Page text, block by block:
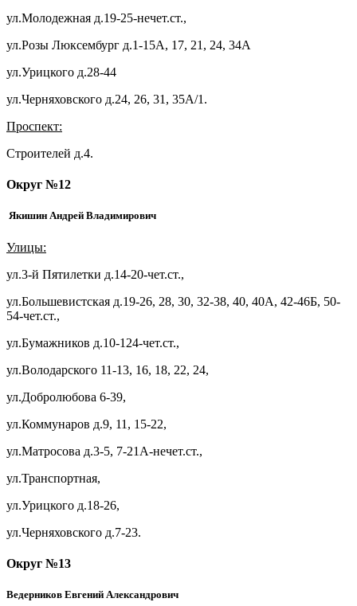
ул.Молодежная д.19-25-нечет.ст.,
ул.Розы Люксембург д.1-15А, 17, 21, 24, 34А
ул.Урицкого д.28-44
ул.Черняховского д.24, 26, 31, 35А/1.
Проспект:
Строителей д.4.
Округ №12
Якишин Андрей Владимирович
Улицы:
ул.3-й Пятилетки д.14-20-чет.ст.,
ул.Большевистская д.19-26, 28, 30, 32-38, 40, 40А, 42-46Б, 50-
54-чет.ст.,
ул.Бумажников д.10-124-чет.ст.,
ул.Володарского 11-13, 16, 18, 22, 24,
ул.Добролюбова 6-39,
ул.Коммунаров д.9, 11, 15-22,
ул.Матросова д.3-5, 7-21А-нечет.ст.,
ул.Транспортная,
ул.Урицкого д.18-26,
ул.Черняховского д.7-23.
Округ №13
Ведерников Евгений Александрович